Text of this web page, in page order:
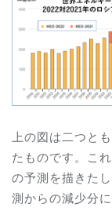
上の図は二つと
たものです。こ
の予測を描きた
測からの減少分